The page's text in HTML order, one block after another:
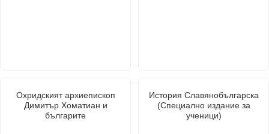
Охридският архиепископ
Димитър Хоматиан и
българите
История Славянобългарска
(Специално издание за
ученици)